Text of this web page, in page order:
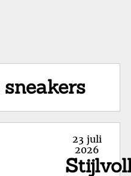
sneakers
Posted
on
23 juli
2026